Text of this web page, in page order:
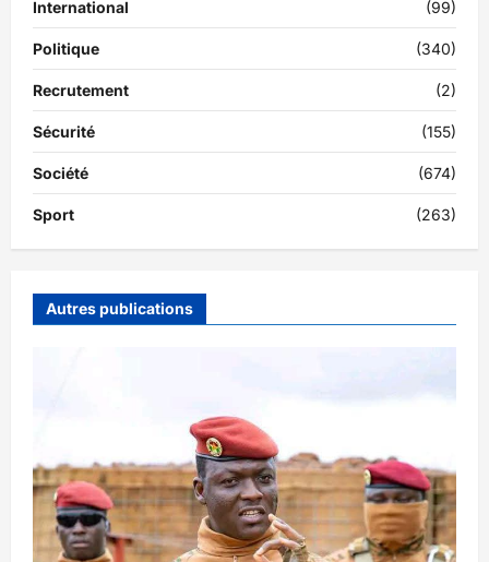
International (99)
Politique (340)
Recrutement (2)
Sécurité (155)
Société (674)
Sport (263)
Autres publications